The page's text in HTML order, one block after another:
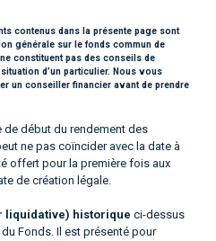
contenus dans la présente page sont
générale sur le fonds commun de
constituent pas des conseils de
d’un particulier. Nous vous
un conseiller financier avant de prendre
de début du rendement des
ne pas coïncider avec la date à
offert pour la première fois aux
de création légale.
liquidative) historique ci-dessus
Fonds. Il est présenté pour